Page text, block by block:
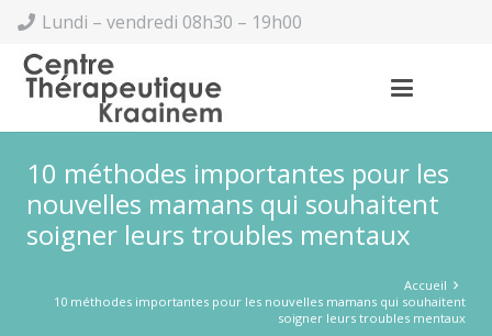
Lundi – vendredi 08h30 – 19h00
10 méthodes importantes pour les
nouvelles mamans qui souhaitent
soigner leurs troubles mentaux
Accueil
10 méthodes importantes pour les nouvelles mamans qui souhaitent
soigner leurs troubles mentaux